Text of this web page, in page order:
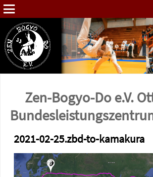
Zen-Bogyo-Do e.V.
2021-02-25.zbd-to-kamakura